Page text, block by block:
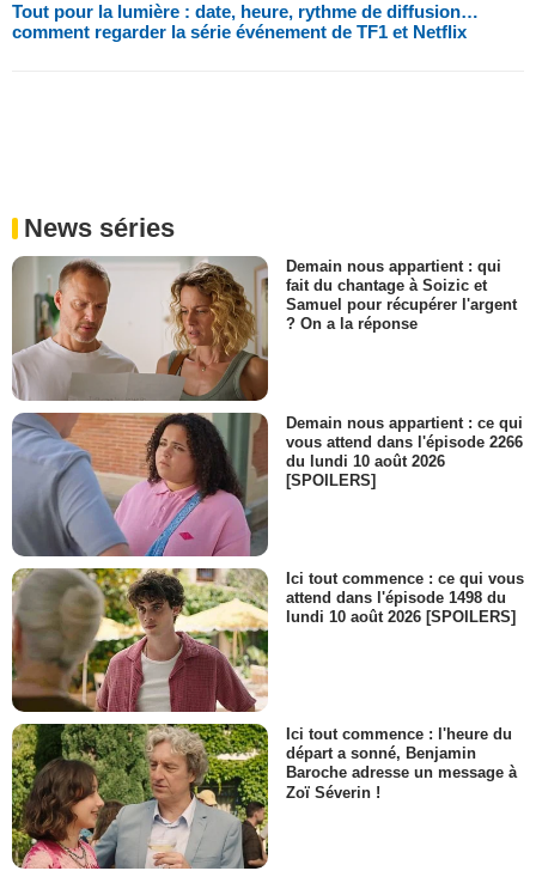
Tout pour la lumière : date, heure, rythme de diffusion…
comment regarder la série événement de TF1 et Netflix
News séries
Demain nous appartient : qui
fait du chantage à Soizic et
Samuel pour récupérer l'argent
? On a la réponse
Demain nous appartient : ce qui
vous attend dans l'épisode 2266
du lundi 10 août 2026
[SPOILERS]
Ici tout commence : ce qui vous
attend dans l'épisode 1498 du
lundi 10 août 2026 [SPOILERS]
Ici tout commence : l'heure du
départ a sonné, Benjamin
Baroche adresse un message à
Zoï Séverin !